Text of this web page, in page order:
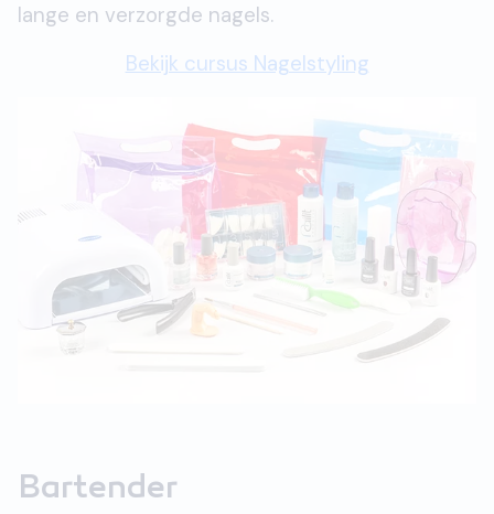
lange en verzorgde nagels.
Bekijk cursus Nagelstyling
Bartender